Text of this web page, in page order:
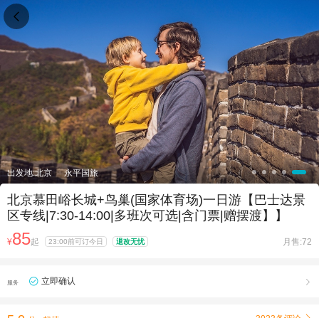
出发地:北京 永平国旅
北京慕田峪长城+鸟巢(国家体育场)一日游【巴士达景
区专线|7:30-14:00|多班次可选|含门票|赠摆渡】】
¥85起 23:00前可订今日 退改无忧 月售:72
服务 立即确认 
